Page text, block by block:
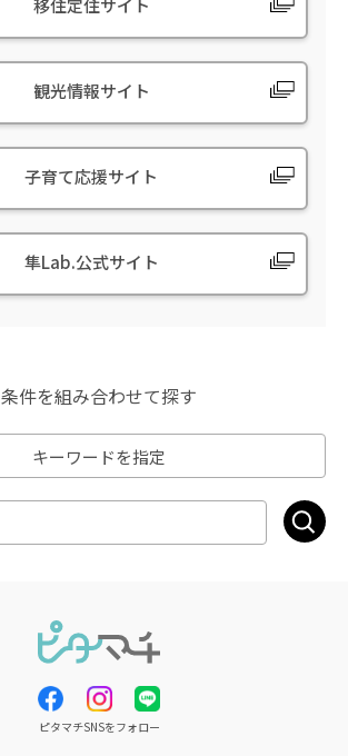
移住定住サイト
観光情報サイト
子育て応援サイト
隼Lab.公式サイト
条件を組み合わせて探す
キーワードを指定
ピタマチSNSをフォロー